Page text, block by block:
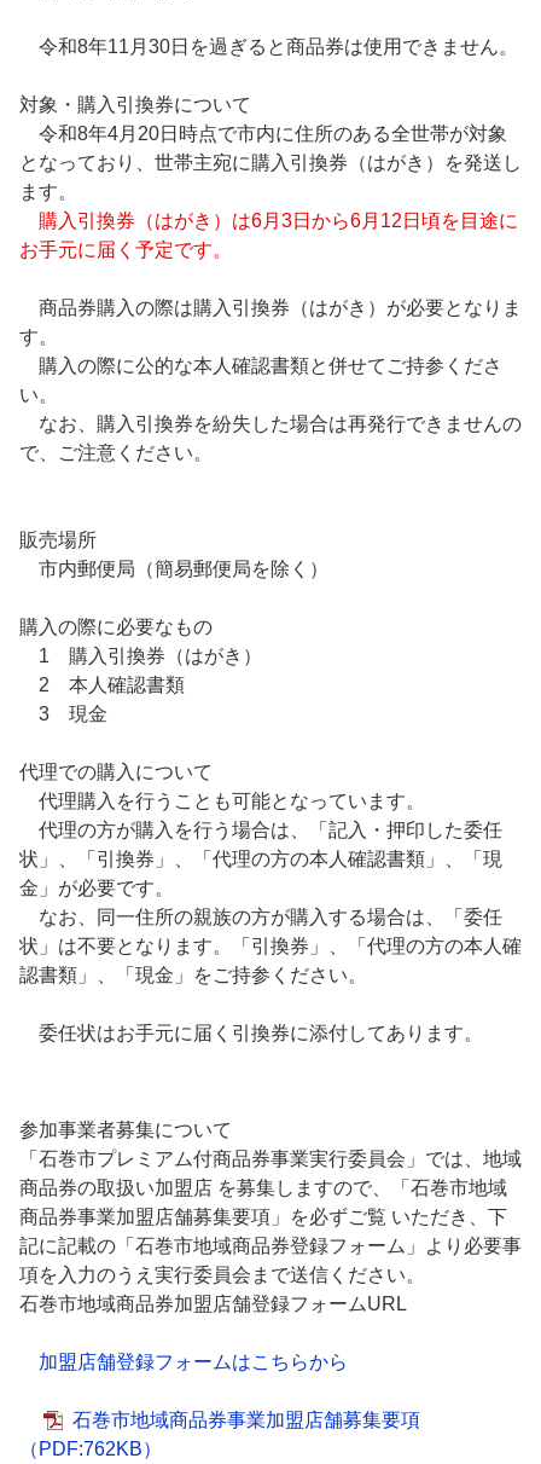
令和8年11月30日を過ぎると商品券は使用できません。
対象・購入引換券について
令和8年4月20日時点で市内に住所のある全世帯が対象
となっており、世帯主宛に購入引換券（はがき）を発送し
ます。
購入引換券（はがき）は6月3日から6月12日頃を目途に
お手元に届く予定です。
商品券購入の際は購入引換券（はがき）が必要となりま
す。
購入の際に公的な本人確認書類と併せてご持参くださ
い。
なお、購入引換券を紛失した場合は再発行できませんの
で、ご注意ください。
販売場所
市内郵便局（簡易郵便局を除く）
購入の際に必要なもの
1 購入引換券（はがき）
2 本人確認書類
3 現金
代理での購入について
代理購入を行うことも可能となっています。
代理の方が購入を行う場合は、「記入・押印した委任
状」、「引換券」、「代理の方の本人確認書類」、「現
金」が必要です。
なお、同一住所の親族の方が購入する場合は、「委任
状」は不要となります。「引換券」、「代理の方の本人確
認書類」、「現金」をご持参ください。
委任状はお手元に届く引換券に添付してあります。
参加事業者募集について
「石巻市プレミアム付商品券事業実行委員会」では、地域
商品券の取扱い加盟店 を募集しますので、「石巻市地域
商品券事業加盟店舗募集要項」を必ずご覧 いただき、下
記に記載の「石巻市地域商品券登録フォーム」より必要事
項を入力のうえ実行委員会まで送信ください。
石巻市地域商品券加盟店舗登録フォームURL
加盟店舗登録フォームはこちらから
石巻市地域商品券事業加盟店舗募集要項
（PDF:762KB）